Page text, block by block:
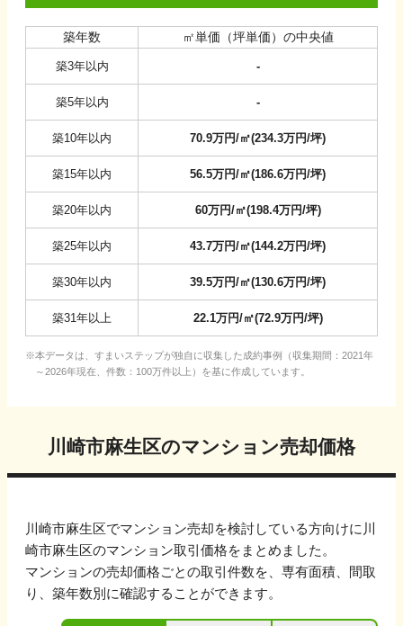
築年数 ㎡単価（坪単価）の中央値
築3年以内 -
築5年以内 -
築10年以内 70.9万円/㎡(234.3万円/坪)
築15年以内 56.5万円/㎡(186.6万円/坪)
築20年以内 60万円/㎡(198.4万円/坪)
築25年以内 43.7万円/㎡(144.2万円/坪)
築30年以内 39.5万円/㎡(130.6万円/坪)
築31年以上 22.1万円/㎡(72.9万円/坪)
本データは、すまいステップが独自に収集した成約事例（収集期間：2021年
～2026年現在、件数：100万件以上）を基に作成しています。
川崎市麻生区のマンション売却価格
川崎市麻生区でマンション売却を検討している方向けに 川
崎市麻生区のマンション取引価格をまとめました。
マンションの売却価格ごとの取引件数を、専有面積、間取
り、築年数別に確認することができます。